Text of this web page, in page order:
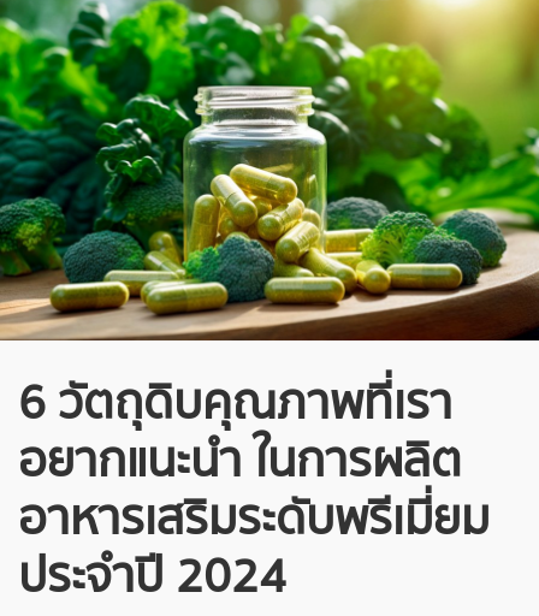
6 วัตถุดิบคุณภาพที่เรา
อยากแนะนำ ในการผลิต
อาหารเสริมระดับพรีเมี่ยม
ประจำปี 2024